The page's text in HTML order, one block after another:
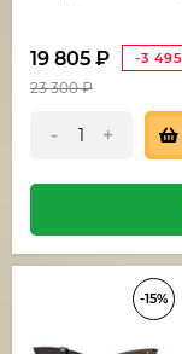
19 805 ₽ -3 495
23 300₽
- +
-15%